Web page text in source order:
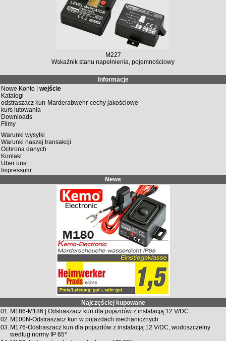
M227
Wskaźnik stanu napełnienia, pojemnościowy
Informacje
Nowe Konto | wejście
Katalogi
odstraszacz kun-Marderabwehr-cechy jakościowe
kurs lutowania
Downloads
Filmy
Warunki wysyłki
Warunki naszej transakcji
Ochrona danych
Kontakt
Über uns
Impressum
News
Najczęściej kupowane
01. M186-M186 | Odstraszacz kun dla pojazdów z instalacją 12 V/DC
02. M100N-Odstraszacz kun w pojazdach mechanicznych
03. M176-Odstraszacz kun dla pojazdów z instalacją 12 V/DC, wodoszczelny
według normy IP 65*